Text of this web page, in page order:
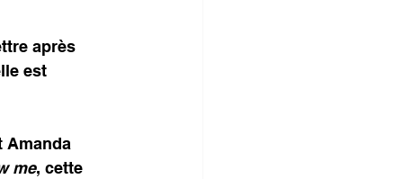
après
est
Amanda
me, cette